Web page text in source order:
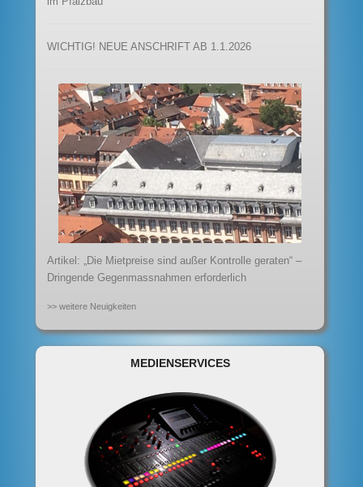
WICHTIG! NEUE ANSCHRIFT AB 1.1.2026
Artikel: „Die Mietpreise sind außer Kontrolle geraten“ –
Dringende Gegenmassnahmen erforderlich
>> weitere Neuigkeiten
MEDIENSERVICES